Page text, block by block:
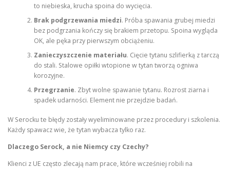
to niebieska, krucha spoina do wycięcia.
Brak podgrzewania miedzi. Próba spawania grubej miedzi
bez podgrzania kończy się brakiem przetopu. Spoina wygląda
OK, ale pęka przy pierwszym obciążeniu.
Zanieczyszczenie materiału. Cięcie tytanu szlifierką z tarczą
do stali. Stalowe opiłki wtopione w tytan tworzą ogniwa
korozyjne.
Przegrzanie. Zbyt wolne spawanie tytanu. Rozrost ziarna i
spadek udarności. Element nie przejdzie badań.
W Serocku te błędy zostały wyeliminowane przez procedury i szkolenia.
Każdy spawacz wie, że tytan wybacza tylko raz.
Dlaczego Serock, a nie Niemcy czy Czechy?
Klienci z UE często zlecają nam prace, które wcześniej robili na